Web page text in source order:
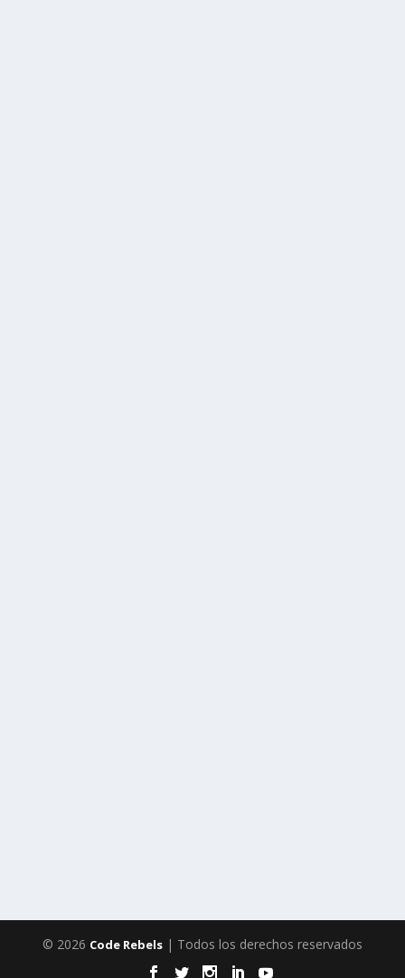
© 2026 Code Rebels | Todos los derechos reservados